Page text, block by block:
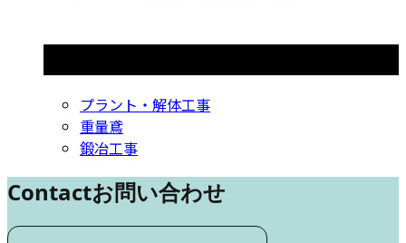
プラント・解体工事
重量鳶
鍛冶工事
Contactお問い合わせ